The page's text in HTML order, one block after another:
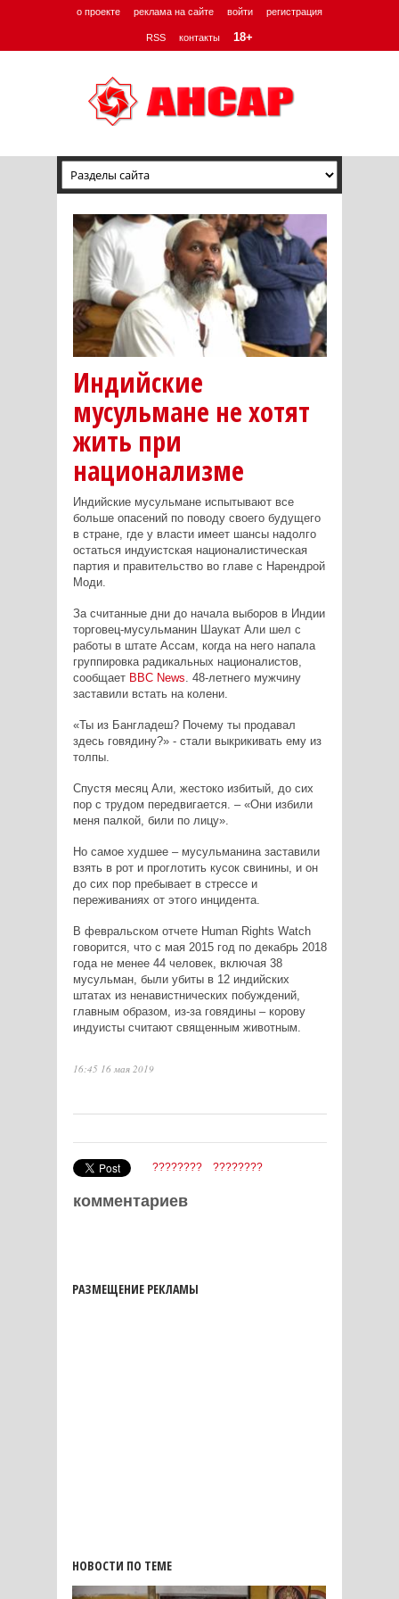
о проекте реклама на сайте войти регистрация
RSS контакты 18+
Индийские
мусульмане не хотят
жить при
национализме
Индийские мусульмане испытывают все
больше опасений по поводу своего будущего
в стране, где у власти имеет шансы надолго
остаться индуистская националистическая
партия и правительство во главе с Нарендрой
Моди.
За считанные дни до начала выборов в Индии
торговец-мусульманин Шаукат Али шел с
работы в штате Ассам, когда на него напала
группировка радикальных националистов,
сообщает BBC News . 48-летнего мужчину
заставили встать на колени.
«Ты из Бангладеш? Почему ты продавал
здесь говядину?» - стали выкрикивать ему из
толпы.
Спустя месяц Али, жестоко избитый, до сих
пор с трудом передвигается. – «Они избили
меня палкой, били по лицу».
Но самое худшее – мусульманина заставили
взять в рот и проглотить кусок свинины, и он
до сих пор пребывает в стрессе и
переживаниях от этого инцидента.
В февральском отчете Human Rights Watch
говорится, что с мая 2015 год по декабрь 2018
года не менее 44 человек, включая 38
мусульман, были убиты в 12 индийских
штатах из ненавистнических побуждений,
главным образом, из-за говядины – корову
индуисты считают священным животным.
16:45 16 мая 2019
???????? ????????
комментариев
РАЗМЕЩЕНИЕ РЕКЛАМЫ
НОВОСТИ ПО ТЕМЕ